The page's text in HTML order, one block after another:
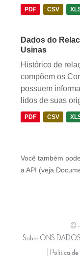
PDF CSV
Dados do
Usinas
Histórico de
compõem os
possuem
lidos de suas
PDF CSV
Você também
a API (veja
© -
Sobre ONS
Politica